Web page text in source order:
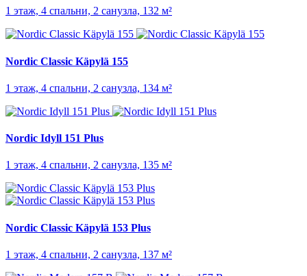
1 этаж, 4 спальни, 2 санузла, 132 м²
Nordic Classic Käpylä 155
1 этаж, 4 спальни, 2 санузла, 134 м²
Nordic Idyll 151 Plus
1 этаж, 4 спальни, 2 санузла, 135 м²
Nordic Classic Käpylä 153 Plus
1 этаж, 4 спальни, 2 санузла, 137 м²